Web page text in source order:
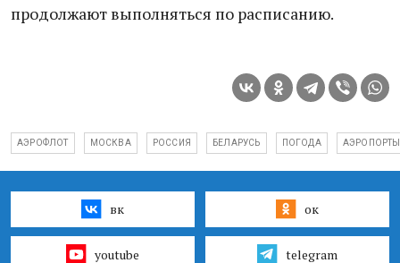
продолжают выполняться по расписанию.
АЭРОФЛОТ МОСКВА РОССИЯ БЕЛАРУСЬ ПОГОДА АЭРОПОРТЫ
вк ок
youtube telegram